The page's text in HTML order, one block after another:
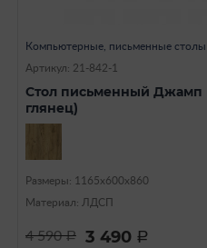
Компьютерные, письменные столы
Артикул: 21-842-1
Стол письменный Джамп
глянец)
Размеры: 1165х600х860
Материал: ЛДСП
4 590a 3 490 a